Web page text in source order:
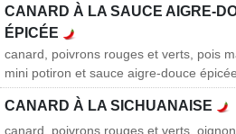
CANARD À LA SAUCE AIGRE-
ÉPICÉE
canard, poivrons rouges et verts, pois
mini potiron et sauce aigre-douce épicée
CANARD À LA SICHUANAISE
canard, poivrons rouges et verts,